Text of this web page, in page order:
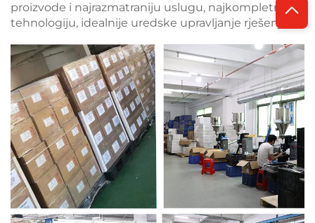
proizvode i najrazmatraniju uslugu, najkompletniju
tehnologiju, idealnije uredske upravljanje rješenja.